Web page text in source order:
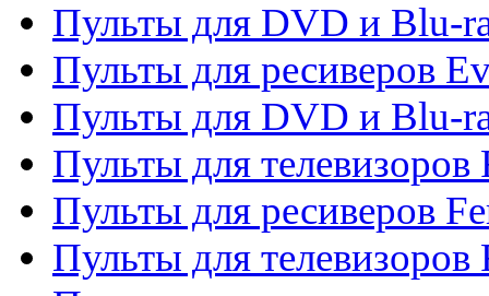
Пульты для DVD и Blu-
Пульты для ресиверов
Пульты для DVD и Blu-
Пульты для телевизоров
Пульты для ресиверов
Пульты для